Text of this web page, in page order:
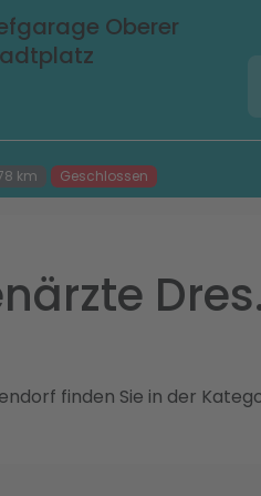
Oberer
km Geschlossen
finden Sie in der